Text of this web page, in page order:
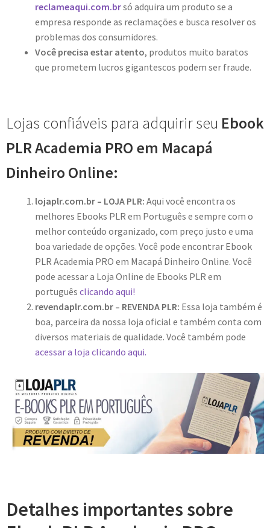
reclameaqui.com.brsó adquira um produto se a
empresa responde as reclamações e busca resolver os
problemas dos consumidores.
Você precisa estar atento, produtos muito baratos
que prometem lucros gigantescos podem ser fraude.
Lojas confiáveis para adquirir seu Ebook
PLR Academia PRO em Macapá
Dinheiro Online:
lojaplr.com.br – LOJA PLR: Aqui você encontra os
melhores Ebooks PLR em Português e sempre com o
melhor conteúdo organizado, com preço justo e uma
boa variedade de opções. Você pode encontrar Ebook
PLR Academia PRO em Macapá Dinheiro Online. Você
pode acessar a Loja Online de Ebooks PLR em
português clicando aqui!
revendaplr.com.br – REVENDA PLR: Essa loja também é
boa, parceira da nossa loja oficial e também conta com
diversos materiais de qualidade. Você também pode
acessar a loja clicando aqui.
Detalhes importantes sobre